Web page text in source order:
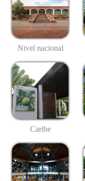
Nivel nacional
Caribe